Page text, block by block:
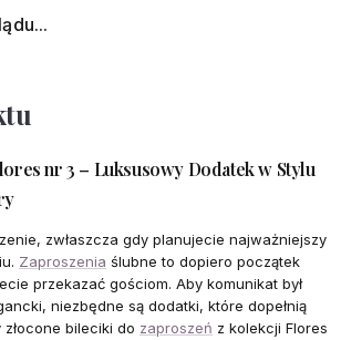
nr 3 – Luksusowy Dodatek w Stylu
zwłaszcza gdy planujecie najważniejszy
Zaproszenia ślubne to dopiero początek
przekazać gościom. Aby komunikat był
niezbędne są dodatki, które dopełnią
złocone bileciki do zaproszeń z kolekcji Flores